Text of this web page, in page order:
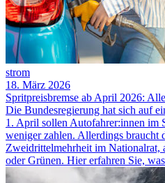
strom
18. März 2026
Spritpreisbremse ab April 2026:
Die Bundesregierung hat sich auf
1. April sollen Autofahrer:innen im
weniger zahlen. Allerdings braucht
Zweidrittelmehrheit im Nationalrat,
oder Grünen. Hier erfahren Sie,